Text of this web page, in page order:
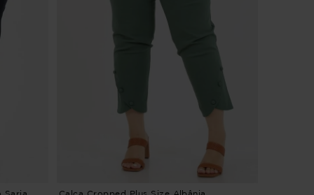
Sarja Calça Cropped Plus Size Albânia